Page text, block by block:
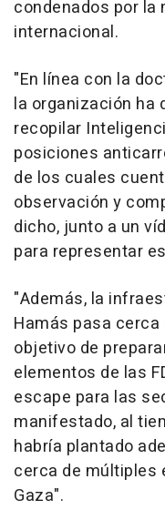
condenados por la
internacional.
"En línea con la
la organización ha
recopilar
posiciones
de los cuales
observación y
dicho, junto a un
para representar
"Además, la
Hamás pasa
objetivo de
elementos de las
escape para las
manifestado, al
habría plantado
cerca de múltiples
Gaza".